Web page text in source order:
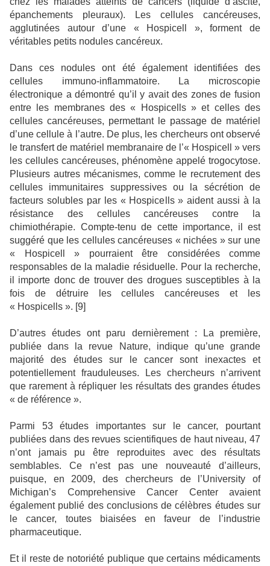
épanchements pleuraux). Les cellules cancéreuses,
agglutinées autour d’une « Hospicell », forment de
véritables petits nodules cancéreux.
Dans ces nodules ont été également identifiées des
cellules immuno-inflammatoire. La microscopie
électronique a démontré qu’il y avait des zones de fusion
entre les membranes des « Hospicells » et celles des
cellules cancéreuses, permettant le passage de matériel
d’une cellule à l’autre. De plus, les chercheurs ont observé
le transfert de matériel membranaire de l’« Hospicell » vers
les cellules cancéreuses, phénomène appelé trogocytose.
Plusieurs autres mécanismes, comme le recrutement des
cellules immunitaires suppressives ou la sécrétion de
facteurs solubles par les « Hospicells » aident aussi à la
résistance des cellules cancéreuses contre la
chimiothérapie. Compte-tenu de cette importance, il est
suggéré que les cellules cancéreuses « nichées » sur une
« Hospicell » pourraient être considérées comme
responsables de la maladie résiduelle. Pour la recherche,
il importe donc de trouver des drogues susceptibles à la
fois de détruire les cellules cancéreuses et les
« Hospicells ». [9]
D’autres études ont paru dernièrement : La première,
publiée dans la revue Nature, indique qu’une grande
majorité des études sur le cancer sont inexactes et
potentiellement frauduleuses. Les chercheurs n’arrivent
que rarement à répliquer les résultats des grandes études
« de référence ».
Parmi 53 études importantes sur le cancer, pourtant
publiées dans des revues scientifiques de haut niveau, 47
n’ont jamais pu être reproduites avec des résultats
semblables. Ce n’est pas une nouveauté d’ailleurs,
puisque, en 2009, des chercheurs de l’University of
Michigan’s Comprehensive Cancer Center avaient
également publié des conclusions de célèbres études sur
le cancer, toutes biaisées en faveur de l’industrie
pharmaceutique.
Et il reste de notoriété publique que certains médicaments